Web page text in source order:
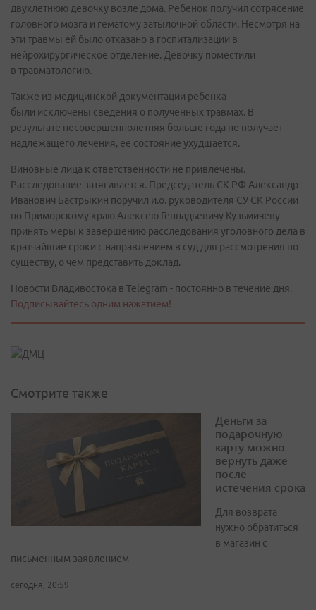
двухлетнюю девочку возле дома. Ребенок получил сотрясение
головного мозга и гематому затылочной области. Несмотря на
эти травмы ей было отказано в госпитализации в
нейрохирургическое отделение. Девочку поместили
в травматологию.
Также из медицинской документации ребенка
были исключены сведения о полученных травмах. В
результате несовершеннолетняя больше года не получает
надлежащего лечения, ее состояние ухудшается.
Виновные лица к ответственности не привлечены.
Расследование затягивается. Председатель СК РФ Александр
Иванович Бастрыкин поручил и.о. руководителя СУ СК России
по Приморскому краю Алексею Геннадьевичу Кузьмичеву
принять меры к завершению расследования уголовного дела в
кратчайшие сроки с направлением в суд для рассмотрения по
существу, о чем представить доклад.
Новости Владивостока в Telegram - постоянно в течение дня.
Подписывайтесь одним нажатием!
Смотрите также
Деньги за
подарочную
карту можно
вернуть даже
после
истечения срока
Для возврата
нужно обратиться
в магазин с
письменным заявлением
сегодня, 20:59